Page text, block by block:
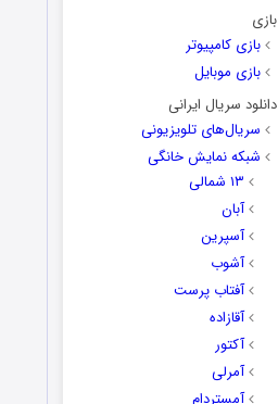
بازی
بازی کامپیوتر
بازی موبایل
دانلود سریال ایرانی
سریال‌های تلویزیونی
شبکه نمایش خانگی
۱۳ شمالی
آبان
آسپرین
آشوب
آفتاب پرست
آقازاده
آکتور
آمرلی
آمستردام